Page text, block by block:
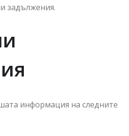
задължения.
информация на следните